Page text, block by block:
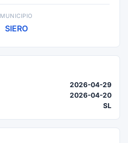
MUNICIPIO
SIERO
2026-04-29
2026-04-20
SL